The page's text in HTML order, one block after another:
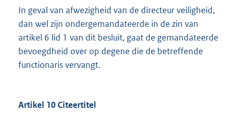
In geval van afwezigheid van de directeur veiligheid,
dan wel zijn ondergemandateerde in de zin van
artikel 6 lid 1 van dit besluit, gaat de gemandateerde
bevoegdheid over op degene die de betreffende
functionaris vervangt.
Artikel 10 Citeertitel